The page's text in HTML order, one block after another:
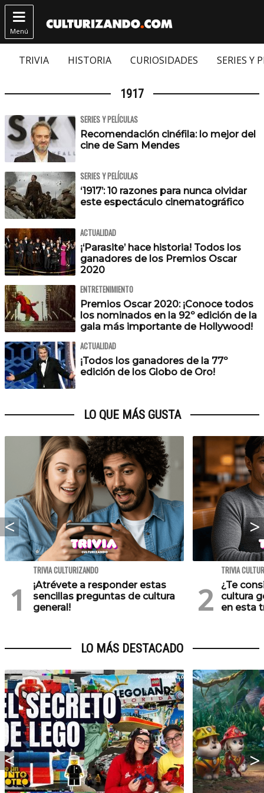

Menú
TRIVIA HISTORIA CURIOSIDADES SERIES Y
1917
SERIES Y PELÍCULAS
Recomendación cinéfila: lo mejor del
cine de Sam Mendes
SERIES Y PELÍCULAS
‘1917’: 10 razones para nunca olvidar
este espectáculo cinematográfico
ACTUALIDAD
¡‘Parasite’ hace historia! Todos los
ganadores de los Premios Oscar
2020
ENTRETENIMIENTO
Premios Oscar 2020: ¡Conoce todos
los nominados en la 92º edición de la
gala más importante de Hollywood!
ACTUALIDAD
¡Todos los ganadores de la 77º
edición de los Globo de Oro!
LO QUE MÁS GUSTA
TRIVIA CULTURIZANDO
¡Atrévete a responder estas
sencillas preguntas de cultura
general!
TRIVIA
¿Te
cultura
en esta
LO MÁS DESTACADO